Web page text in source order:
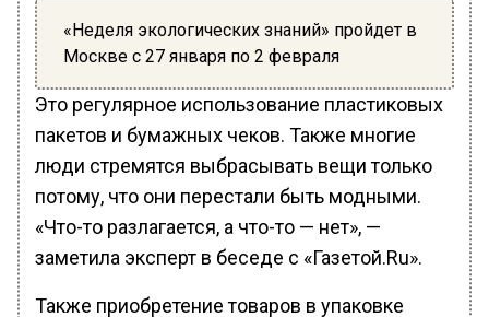
«Неделя экологических знаний» пройдет в
Москве с 27 января по 2 февраля
Это регулярное использование пластиковых
пакетов и бумажных чеков. Также многие
люди стремятся выбрасывать вещи только
потому, что они перестали быть модными.
«Что-то разлагается, а что-то — нет», —
заметила эксперт в беседе с «Газетой.Ru».
Также приобретение товаров в упаковке